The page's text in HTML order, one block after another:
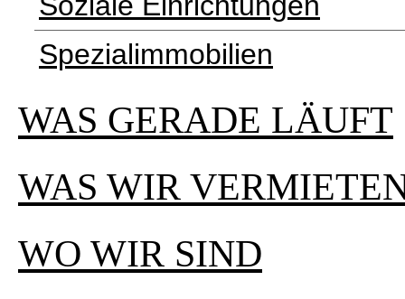
Spezialimmobilien
WAS GERADE LÄUFT
WAS WIR
WO WIR SIND